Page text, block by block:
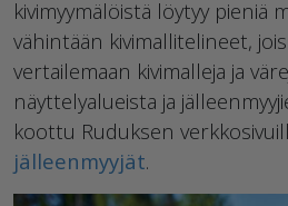
kivimyymälöistä löytyy pieniä
vähintään kivimallitelineet,
vertailemaan kivimalleja ja
näyttelyalueista ja
koottu Ruduksen
jälleenmyyjät.